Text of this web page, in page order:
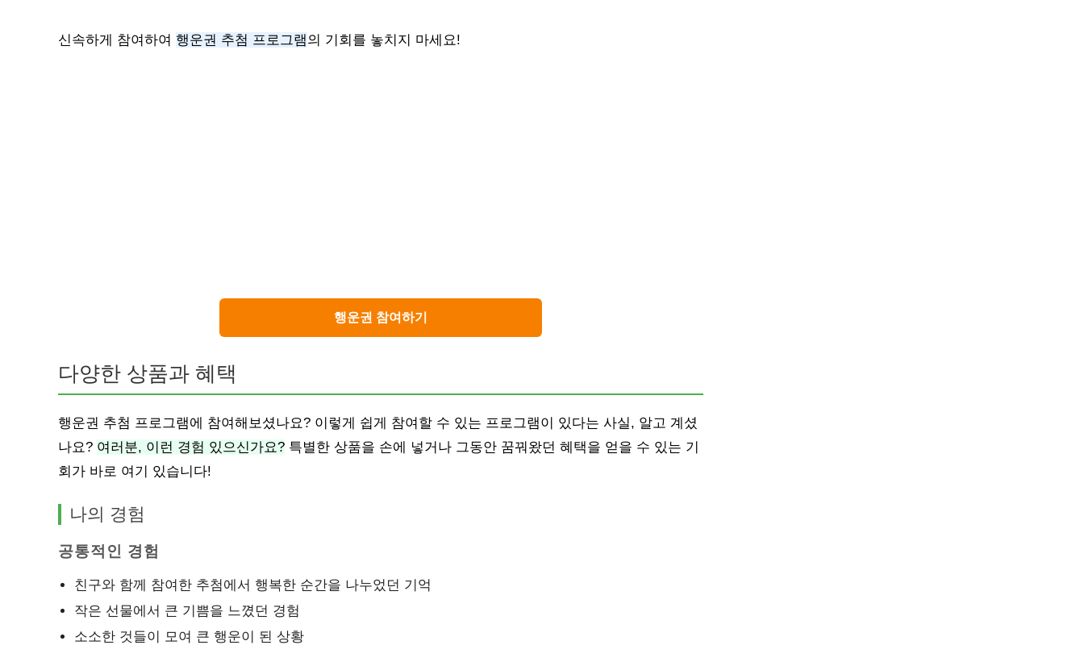
신속하게 참여하여 행운권 추첨 프로그램의 기회를 놓치지 마세요!
행운권 참여하기
다양한 상품과 혜택
행운권 추첨 프로그램에 참여해보셨나요? 이렇게 쉽게 참여할 수 있는 프로그램이 있다는 사실, 알고 계셨
나요? 여러분, 이런 경험 있으신가요? 특별한 상품을 손에 넣거나 그동안 꿈꿔왔던 혜택을 얻을 수 있는 기
회가 바로 여기 있습니다!
나의 경험
공통적인 경험
친구와 함께 참여한 추첨에서 행복한 순간을 나누었던 기억
작은 선물에서 큰 기쁨을 느꼈던 경험
소소한 것들이 모여 큰 행운이 된 상황